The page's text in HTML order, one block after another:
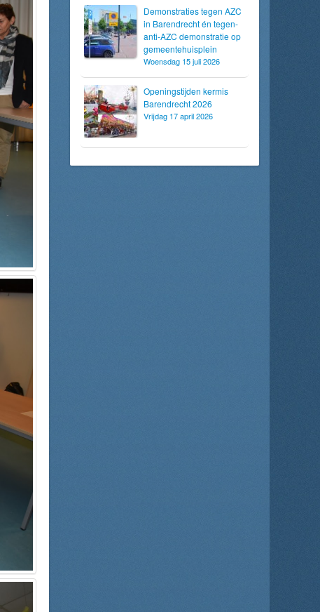
Demonstraties tegen AZC
in Barendrecht én tegen-
anti-AZC demonstratie op
gemeentehuisplein
Woensdag 15 juli 2026
Openingstijden kermis
Barendrecht 2026
Vrijdag 17 april 2026